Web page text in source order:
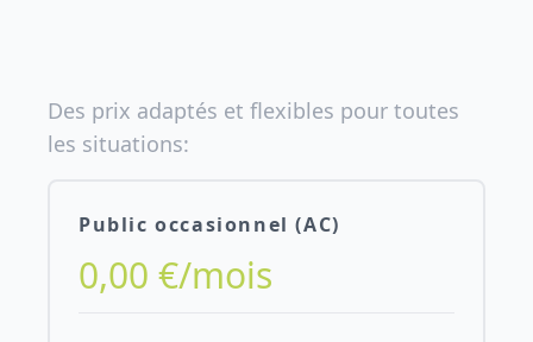
Des prix adaptés et flexibles pour toutes
les situations:
Public occasionnel (AC)
0,00 €/mois